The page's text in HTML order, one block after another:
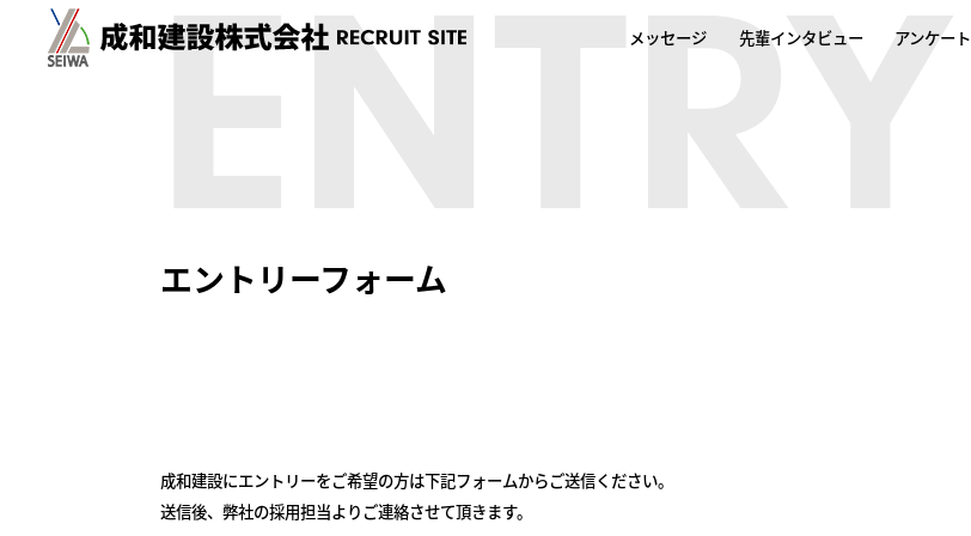
メッセージ 先輩インタビュー アンケート
ENTRY
エントリーフォーム
成和建設にエントリーをご希望の方は下記フォームからご送信ください。
送信後、弊社の採用担当よりご連絡させて頂きます。